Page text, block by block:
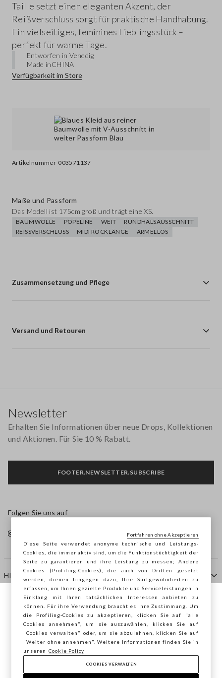
Artikelnummer 003571137
Taille setzt einen eleganten Akzent, der
Reißverschluss sorgt für praktische Handhabung.
Ein vielseitiges, feminines Lieblingsstück –
perfekt für warme Tage.
Entworfen in Venedig
Made inCHINA
Verfügbarkeit im Store
Maße und Passform
Das Modell ist 175cm groß und trägt eine XS.
BAUMWOLLE POPELINE WEIT
RUNDHALSAUSSCHNITT
REISSVERSCHLUSS
MIDI ROCKLÄNGE ÄRMELLOS
Zusammensetzung und Pflege
Versand und Retouren
HILFE
AGENTUR
KONTAKTE
Newsletter
Erhalten Sie Informationen über neue Drops, Kollektionen
und Aktionen. Für Sie 10 % Rabatt.
FOOTER.NEWSLETTER.SUBSCRIBE
Folgen Sie uns auf
Copyright © Ovs S.p.A. MwSt.-Nr. 04240010274 - Kap.
Sie surfen auf der Seite von STEFANEL
Österreich, möchten Sie Ihren Standort
speichern?
BESTÄTIGEN
Diese Seite verwendet anonyme technische und Leistungs-
Cookies, die immer aktiv sind, um die Funktionstüchtigkeit der
Seite zu garantieren und ihre Leistung zu messen; Andere
Cookies (Profiling-Cookies), die auch von Dritten gesetzt
werden, dienen hingegen dazu, Ihre Surfgewohnheiten zu
erfassen, um Ihnen gezielte Produkte und Serviceleistungen in
Einklang mit Ihren tatsächlichen Interessen anbieten zu
können. Für ihre Verwendung braucht es Ihre Zustimmung. Um
die Profiling-Cookies zu akzeptieren, klicken Sie auf "alle
Cookies annehmen", um sie auszuwählen, klicken Sie auf
"Cookies verwalten" oder, um sie abzulehnen, klicken Sie auf
"Weiter ohne annehmen". Weitere Informationen finden Sie in
unseren
Cookie Policy
COOKIES VERWALTEN
Fortfahren ohne Akzeptieren